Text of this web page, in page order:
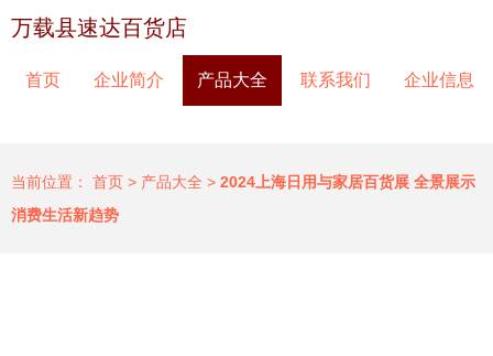
万载县速达百货店
首页 企业简介 产品大全 联系我们 企业信息
当前位置： 首页 > 产品大全 > 2024上海日用与家居百货展 全景展示
消费生活新趋势